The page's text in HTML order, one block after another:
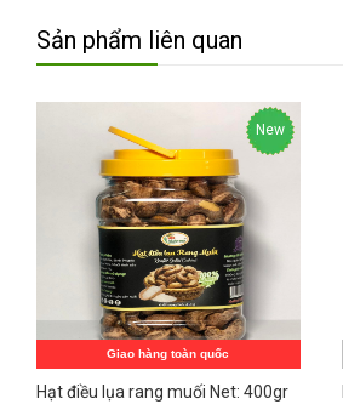
Sản phẩm liên quan
Giao hàng toàn quốc
Hạt điều lụa rang muối Net: 400gr
Hot
New